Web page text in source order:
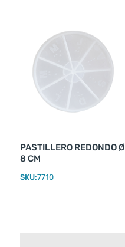
PASTILLERO REDONDO Ø
8 CM
SKU:7710